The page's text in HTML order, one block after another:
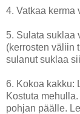
4. Vatkaa kerma
5. Sulata suklaa
(kerrosten väliin
sulanut suklaa
6. Kokoa kakku:
Kostuta
pohjan päälle.